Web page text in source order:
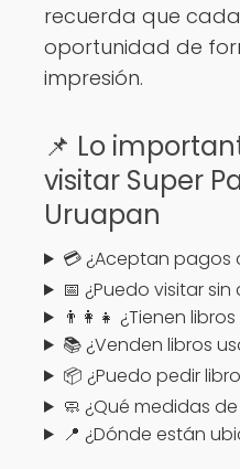
recuerda que
oportunidad de
impresión.
📌 Lo
visitar Super
Uruapan
💳 ¿Aceptan pagos
📅 ¿Puedo visitar sin
👨‍👩‍👧 ¿Tienen
📚 ¿Venden libros
📦 ¿Puedo pedir
🧼 ¿Qué medidas
📍 ¿Dónde están